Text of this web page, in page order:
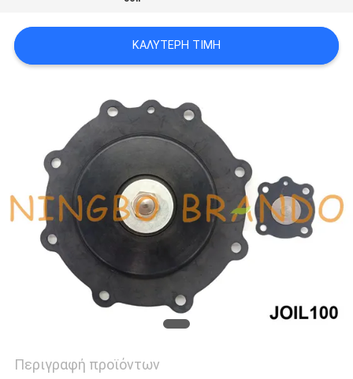
NEWS
ΠΟΛΙΤΙΚΉ
ΑΠΟΡΡΉΤΟΥ
ΚΑΛΎΤΕΡΗ ΤΙΜΉ
Περιγραφή προϊόντων